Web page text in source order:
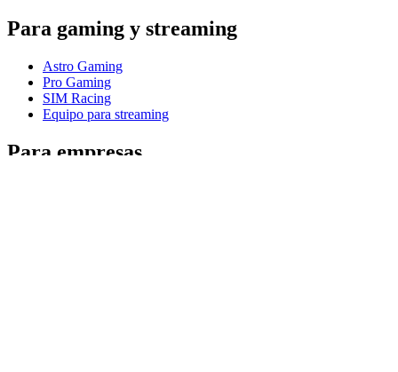
Para gaming y streaming
Astro Gaming
Pro Gaming
SIM Racing
Equipo para streaming
Para empresas